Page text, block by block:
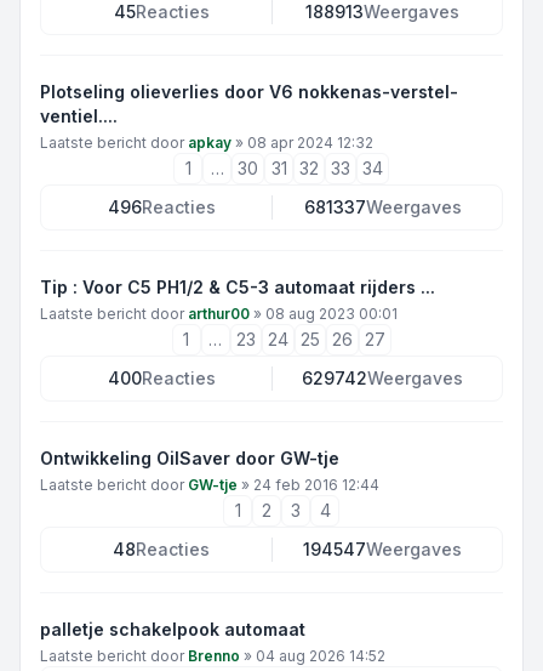
45Reacties 188913Weergaves
Plotseling olieverlies door V6 nokkenas-verstel-
ventiel....
Laatste bericht door apkay » 08 apr 2024 12:32
1 … 30 31 32 33
34
496Reacties 681337Weergaves
Tip : Voor C5 PH1/2 & C5-3 automaat rijders ...
Laatste bericht door arthur00 » 08 aug 2023 00:01
1 … 23 24 25 26
27
400Reacties 629742Weergaves
Ontwikkeling OilSaver door GW-tje
Laatste bericht door GW-tje » 24 feb 2016 12:44
1 2 3
4
48Reacties 194547Weergaves
palletje schakelpook automaat
Laatste bericht door Brenno » 04 aug 2026 14:52